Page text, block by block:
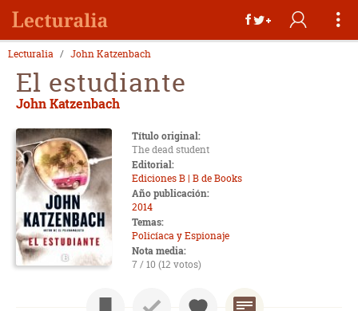
Lecturalia John Katzenbach
El estudiante
John Katzenbach
Título original:
The dead student
Editorial:
Ediciones B | B de Books
Año publicación:
2014
Temas:
Policíaca y Espionaje
Nota media:
7 / 10 (12 votos)